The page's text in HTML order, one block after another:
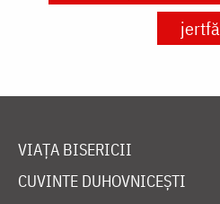
jertfă
VIAȚA BISERICII
CUVINTE DUHOVNICEȘTI